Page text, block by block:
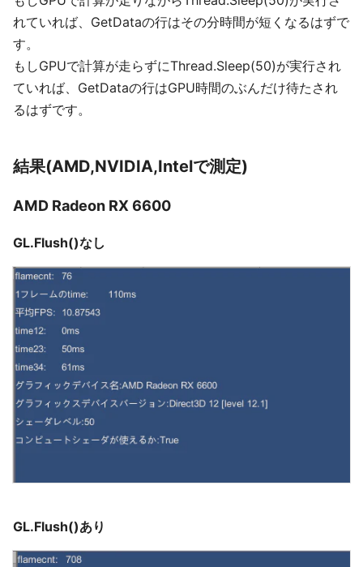
れていれば、GetDataの行はその分時間が短くなるはずで
す。
もしGPUで計算が走らずにThread.Sleep(50)が実行され
ていれば、GetDataの行はGPU時間のぶんだけ待たされ
るはずです。
結果(AMD,NVIDIA,Intelで測定)
AMD Radeon RX 6600
GL.Flush()なし
GL.Flush()あり